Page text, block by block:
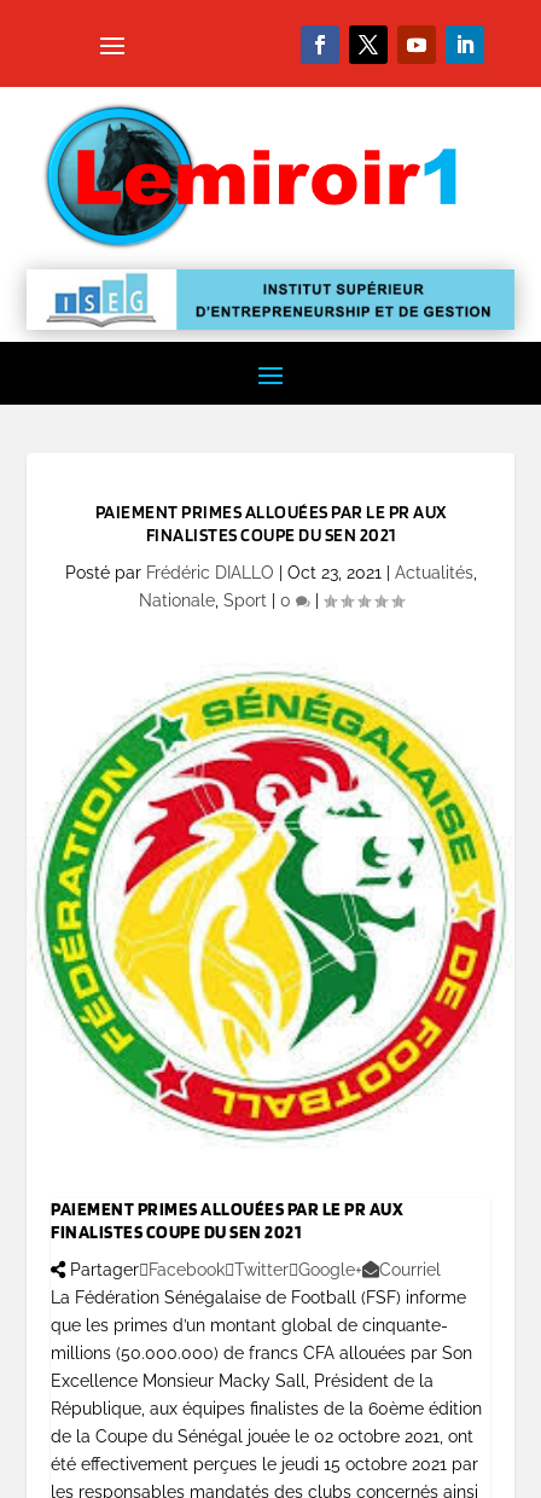
PAIEMENT PRIMES ALLOUÉES PAR LE PR AUX
FINALISTES COUPE DU SEN 2021
Posté par Frédéric DIALLO Oct 23, 2021 Actualités,
Nationale, Sport 0 |
PAIEMENT PRIMES ALLOUÉES PAR LE PR AUX
FINALISTES COUPE DU SEN 2021
Partager Facebook Twitter Google+
Courriel
La Fédération Sénégalaise de Football (FSF) informe
que les primes d’un montant global de cinquante-
millions (50.000.000) de francs CFA allouées par Son
Excellence Monsieur Macky Sall, Président de la
République, aux équipes finalistes de la 60ème édition
de la Coupe du Sénégal jouée le 02 octobre 2021, ont
été effectivement perçues le jeudi 15 octobre 2021 par
les responsables mandatés des clubs concernés ainsi